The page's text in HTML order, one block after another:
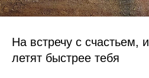
На встречу с счастьем,
летят быстрее тебя